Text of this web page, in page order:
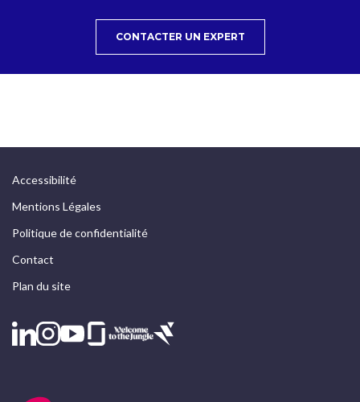
CONTACTER UN EXPERT
Accessibilité
Mentions Légales
Politique de confidentialité
Contact
Plan du site